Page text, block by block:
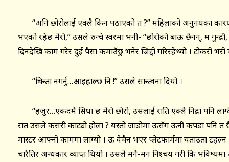
“अनि छोरोलाई एक्लै किन पठाएको त ?” महिलाको अनुनयका कारण
भएको रहेछ मेरो,” उसले रुन्चे स्वरमा भनी- “छोरोको बाऊ छैनन्, म
दिनदेखि काम गरेर दुई पैसा कमाउँछु भनेर जिद्दी गरिरहेथ्यो । टोकरी भरी
“चिन्ता नगर्नु…आइहाल्छ नि !” उसले सान्त्वना दियो ।
“हजुर…एकदमै सिधा छ मेरो छोरो, उसलाई राति एक्लै निद्रा पनि
रात उसले कसरी काट्यो होला ? यस्तो जाडोमा ऊसँग ऊनी कपडा पनि
मास्टर आफ्नो काममा लाग्यो । ऊ वेचैन भएर प्लेटफार्ममा यताउता टहल्न
चारैतिर अन्धकार व्याप्त थियो । उसले मनै-मन निश्चय गरी कि